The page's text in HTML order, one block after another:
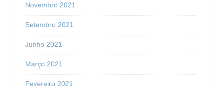
Novembro 2021
Setembro 2021
Junho 2021
Março 2021
Fevereiro 2021